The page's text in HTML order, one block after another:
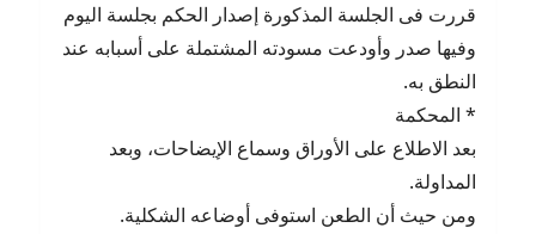
قررت فى الجلسة المذكورة إصدار الحكم بجلسة اليوم
وفيها صدر وأودعت مسودته المشتملة على أسبابه عند
النطق به.
* المحكمة
بعد الاطلاع على الأوراق وسماع الإيضاحات، وبعد
المداولة.
ومن حيث أن الطعن استوفى أوضاعه الشكلية.